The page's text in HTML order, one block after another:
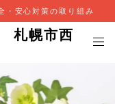
・安心対策の取り組み
札幌市西